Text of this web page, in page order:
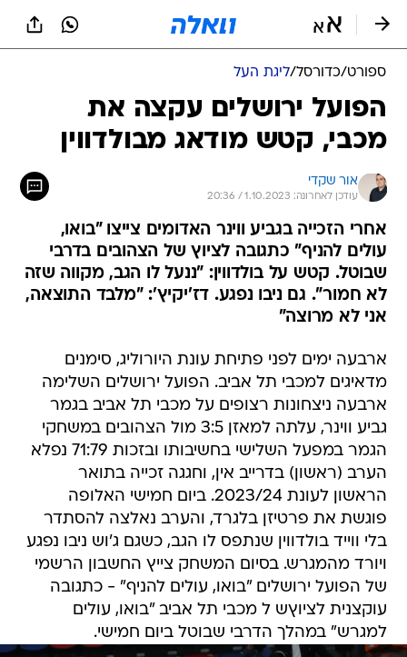
ספורט/כדורסל/ליגת העל
הפועל ירושלים עקצה את
מכבי, קטש מודאג מבולדווין
אור שקדי
עודכן לאחרונה: 1.10.2023 / 20:36
אחרי הזכייה בגביע ווינר האדומים צייצו "בואו,
עולים להניף" כתגובה לציוץ של הצהובים בדרבי
שבוטל. קטש על בולדווין: "ננעל לו הגב, מקווה שזה
לא חמור". גם ניבו נפגע. דז'יקיץ': "מלבד התוצאה,
אני לא מרוצה"
ארבעה ימים לפני פתיחת עונת היורוליג, סימנים
מדאיגים למכבי תל אביב. הפועל ירושלים השלימה
ארבעה ניצחונות רצופים על מכבי תל אביב בגמר
גביע ווינר, עלתה למאזן 3:5 מול הצהובים במשחקי
הגמר במפעל השלישי בחשיבותו ובזכות 71:79 נפלא
הערב (ראשון) בדרייב אין, וחגגה זכייה בתואר
הראשון לעונת 2023/24. ביום חמישי האלופה
פוגשת את פרטיזן בלגרד, והערב נאלצה להסתדר
בלי ווייד בולדווין שנתפס לו הגב, כשגם ג'וש ניבו נפגע
ויורד מהמגרש. בסיום המשחק צייץ החשבון הרשמי
של הפועל ירושלים "בואו, עולים להניף" - כתגובה
עוקצנית לציוץש ל מכבי תל אביב "בואו, עולים
למגרש" במהלך הדרבי שבוטל ביום חמישי.